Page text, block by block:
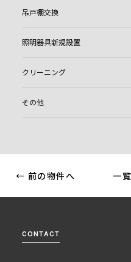
吊戸棚交換
照明器具新規設置
クリーニング
その他
← 前の物件へ 一
CONTACT